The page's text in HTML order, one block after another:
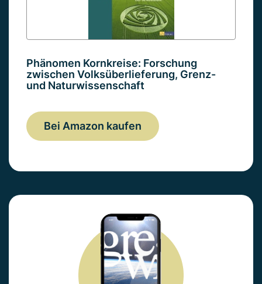
Phänomen Kornkreise: Forschung
zwischen Volksüberlieferung, Grenz-
und Naturwissenschaft
Bei Amazon kaufen